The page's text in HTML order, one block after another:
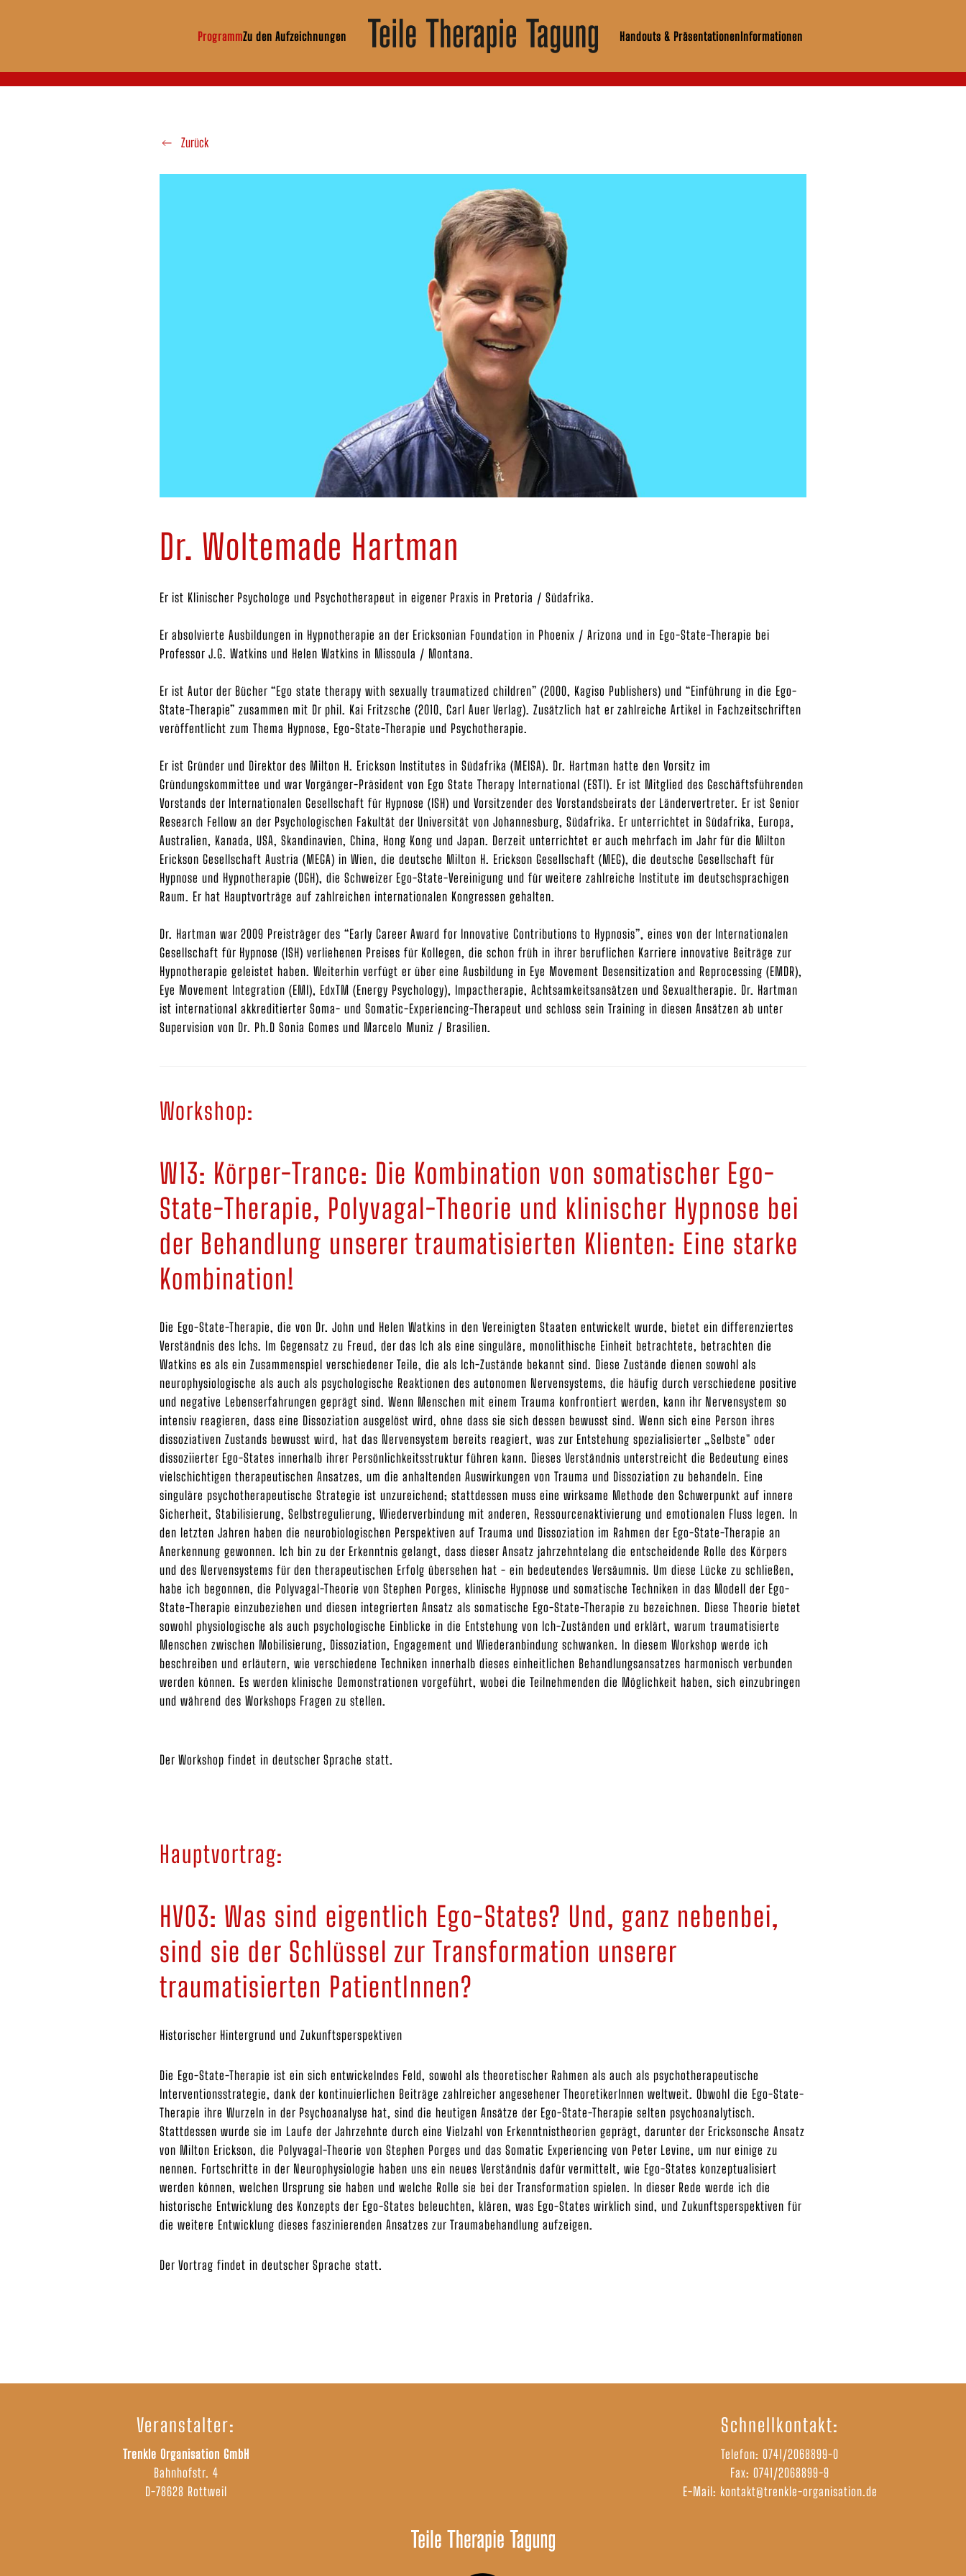
ProgrammZu den Aufzeichnungen Handouts & PräsentationenInformationen
Zurück
Dr. Woltemade Hartman
Er ist Klinischer Psychologe und Psychotherapeut in eigener Praxis in Pretoria / Südafrika.
Er absolvierte Ausbildungen in Hypnotherapie an der Ericksonian Foundation in Phoenix / Arizona und in Ego-State-Therapie bei
Professor J.G. Watkins und Helen Watkins in Missoula / Montana.
Er ist Autor der Bücher “Ego state therapy with sexually traumatized children” (2000, Kagiso Publishers) und “Einführung in die Ego-
State-Therapie” zusammen mit Dr phil. Kai Fritzsche (2010, Carl Auer Verlag). Zusätzlich hat er zahlreiche Artikel in Fachzeitschriften
veröffentlicht zum Thema Hypnose, Ego-State-Therapie und Psychotherapie.
Er ist Gründer und Direktor des Milton H. Erickson Institutes in Südafrika (MEISA). Dr. Hartman hatte den Vorsitz im
Gründungskommittee und war Vorgänger-Präsident von Ego State Therapy International (ESTI). Er ist Mitglied des Geschäftsführenden
Vorstands der Internationalen Gesellschaft für Hypnose (ISH) und Vorsitzender des Vorstandsbeirats der Ländervertreter. Er ist Senior
Research Fellow an der Psychologischen Fakultät der Universität von Johannesburg, Südafrika. Er unterrichtet in Südafrika, Europa,
Australien, Kanada, USA, Skandinavien, China, Hong Kong und Japan. Derzeit unterrichtet er auch mehrfach im Jahr für die Milton
Erickson Gesellschaft Austria (MEGA) in Wien, die deutsche Milton H. Erickson Gesellschaft (MEG), die deutsche Gesellschaft für
Hypnose und Hypnotherapie (DGH), die Schweizer Ego-State-Vereinigung und für weitere zahlreiche Institute im deutschsprachigen
Raum. Er hat Hauptvorträge auf zahlreichen internationalen Kongressen gehalten.
Dr. Hartman war 2009 Preisträger des “Early Career Award for Innovative Contributions to Hypnosis”, eines von der Internationalen
Gesellschaft für Hypnose (ISH) verliehenen Preises für Kollegen, die schon früh in ihrer beruflichen Karriere innovative Beiträge zur
Hypnotherapie geleistet haben. Weiterhin verfügt er über eine Ausbildung in Eye Movement Desensitization and Reprocessing (EMDR),
Eye Movement Integration (EMI), EdxTM (Energy Psychology), Impactherapie, Achtsamkeitsansätzen und Sexualtherapie. Dr. Hartman
ist international akkreditierter Soma- und Somatic-Experiencing-Therapeut und schloss sein Training in diesen Ansätzen ab unter
Supervision von Dr. Ph.D Sonia Gomes und Marcelo Muniz / Brasilien.
Workshop:
W13: Körper-Trance: Die Kombination von somatischer Ego-
State-Therapie, Polyvagal-Theorie und klinischer Hypnose bei
der Behandlung unserer traumatisierten Klienten: Eine starke
Kombination!
Die Ego-State-Therapie, die von Dr. John und Helen Watkins in den Vereinigten Staaten entwickelt wurde, bietet ein differenziertes
Verständnis des Ichs. Im Gegensatz zu Freud, der das Ich als eine singuläre, monolithische Einheit betrachtete, betrachten die
Watkins es als ein Zusammenspiel verschiedener Teile, die als Ich-Zustände bekannt sind. Diese Zustände dienen sowohl als
neurophysiologische als auch als psychologische Reaktionen des autonomen Nervensystems, die häufig durch verschiedene positive
und negative Lebenserfahrungen geprägt sind. Wenn Menschen mit einem Trauma konfrontiert werden, kann ihr Nervensystem so
intensiv reagieren, dass eine Dissoziation ausgelöst wird, ohne dass sie sich dessen bewusst sind. Wenn sich eine Person ihres
dissoziativen Zustands bewusst wird, hat das Nervensystem bereits reagiert, was zur Entstehung spezialisierter „Selbste" oder
dissoziierter Ego-States innerhalb ihrer Persönlichkeitsstruktur führen kann. Dieses Verständnis unterstreicht die Bedeutung eines
vielschichtigen therapeutischen Ansatzes, um die anhaltenden Auswirkungen von Trauma und Dissoziation zu behandeln. Eine
singuläre psychotherapeutische Strategie ist unzureichend; stattdessen muss eine wirksame Methode den Schwerpunkt auf innere
Sicherheit, Stabilisierung, Selbstregulierung, Wiederverbindung mit anderen, Ressourcenaktivierung und emotionalen Fluss legen. In
den letzten Jahren haben die neurobiologischen Perspektiven auf Trauma und Dissoziation im Rahmen der Ego-State-Therapie an
Anerkennung gewonnen. Ich bin zu der Erkenntnis gelangt, dass dieser Ansatz jahrzehntelang die entscheidende Rolle des Körpers
und des Nervensystems für den therapeutischen Erfolg übersehen hat - ein bedeutendes Versäumnis. Um diese Lücke zu schließen,
habe ich begonnen, die Polyvagal-Theorie von Stephen Porges, klinische Hypnose und somatische Techniken in das Modell der Ego-
State-Therapie einzubeziehen und diesen integrierten Ansatz als somatische Ego-State-Therapie zu bezeichnen. Diese Theorie bietet
sowohl physiologische als auch psychologische Einblicke in die Entstehung von Ich-Zuständen und erklärt, warum traumatisierte
Menschen zwischen Mobilisierung, Dissoziation, Engagement und Wiederanbindung schwanken. In diesem Workshop werde ich
beschreiben und erläutern, wie verschiedene Techniken innerhalb dieses einheitlichen Behandlungsansatzes harmonisch verbunden
werden können. Es werden klinische Demonstrationen vorgeführt, wobei die Teilnehmenden die Möglichkeit haben, sich einzubringen
und während des Workshops Fragen zu stellen.
Der Workshop findet in deutscher Sprache statt.
Hauptvortrag:
HV03: Was sind eigentlich Ego-States? Und, ganz nebenbei,
sind sie der Schlüssel zur Transformation unserer
traumatisierten PatientInnen?
Historischer Hintergrund und Zukunftsperspektiven
Die Ego-State-Therapie ist ein sich entwickelndes Feld, sowohl als theoretischer Rahmen als auch als psychotherapeutische
Interventionsstrategie, dank der kontinuierlichen Beiträge zahlreicher angesehener TheoretikerInnen weltweit. Obwohl die Ego-State-
Therapie ihre Wurzeln in der Psychoanalyse hat, sind die heutigen Ansätze der Ego-State-Therapie selten psychoanalytisch.
Stattdessen wurde sie im Laufe der Jahrzehnte durch eine Vielzahl von Erkenntnistheorien geprägt, darunter der Ericksonsche Ansatz
von Milton Erickson, die Polyvagal-Theorie von Stephen Porges und das Somatic Experiencing von Peter Levine, um nur einige zu
nennen. Fortschritte in der Neurophysiologie haben uns ein neues Verständnis dafür vermittelt, wie Ego-States konzeptualisiert
werden können, welchen Ursprung sie haben und welche Rolle sie bei der Transformation spielen. In dieser Rede werde ich die
historische Entwicklung des Konzepts der Ego-States beleuchten, klären, was Ego-States wirklich sind, und Zukunftsperspektiven für
die weitere Entwicklung dieses faszinierenden Ansatzes zur Traumabehandlung aufzeigen.
Der Vortrag findet in deutscher Sprache statt.
Veranstalter:
Trenkle Organisation GmbH
Bahnhofstr. 4
D-78628 Rottweil
Schnellkontakt:
Telefon:0741/2068899-0
Fax: 0741/2068899-9
E-Mail: kontakt@trenkle-organisation.de